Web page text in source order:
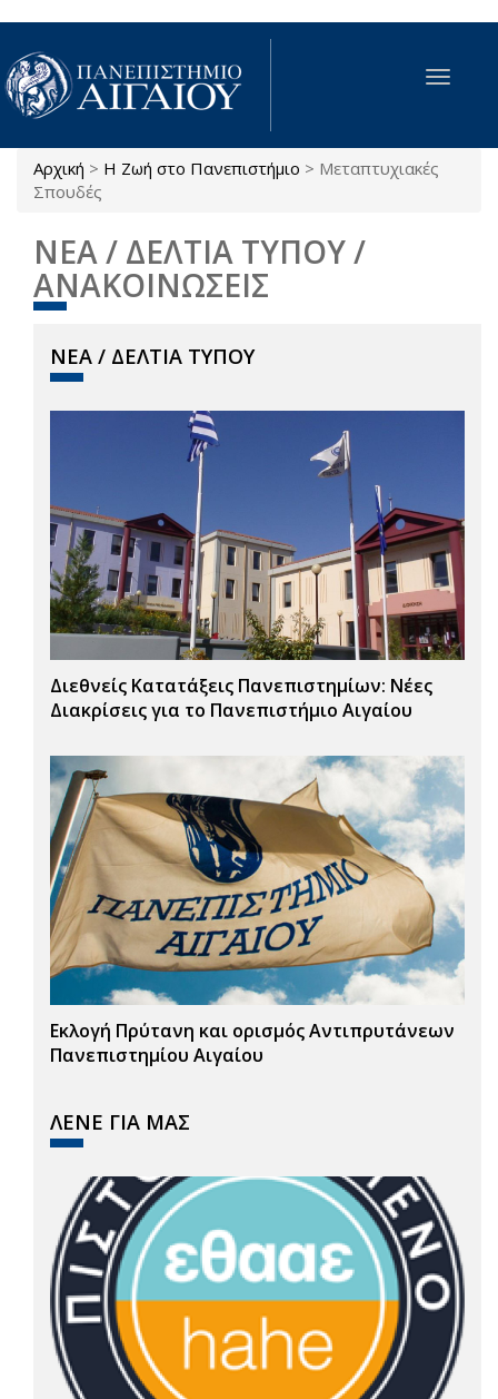
Παράκαμψη προς το κυρίως περιεχόμενο
Toggle
Είστε εδώ
Αρχική > Η Ζωή στο Πανεπιστήμιο > Μεταπτυχιακές
Σπουδές
ΝΕΑ / ΔΕΛΤΙΑ ΤΥΠΟΥ /
ΑΝΑΚΟΙΝΩΣΕΙΣ
ΝΕΑ / ΔΕΛΤΙΑ ΤΥΠΟΥ
Διεθνείς Κατατάξεις Πανεπιστημίων: Νέες
Διακρίσεις για το Πανεπιστήμιο Αιγαίου
Εκλογή Πρύτανη και ορισμός Αντιπρυτάνεων
Πανεπιστημίου Αιγαίου
ΛΕΝΕ ΓΙΑ ΜΑΣ